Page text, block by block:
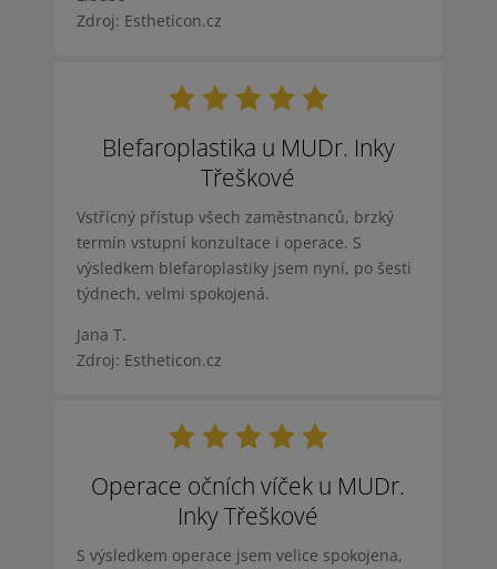
Zdroj: Estheticon.cz
Blefaroplastika u MUDr. Inky
Třeškové
Vstřícný přístup všech zaměstnanců, brzký
termín vstupní konzultace i operace. S
výsledkem blefaroplastiky jsem nyní, po šesti
týdnech, velmi spokojená.
Jana T.
Zdroj: Estheticon.cz
Operace očních víček u MUDr.
Inky Třeškové
S výsledkem operace jsem velice spokojena,